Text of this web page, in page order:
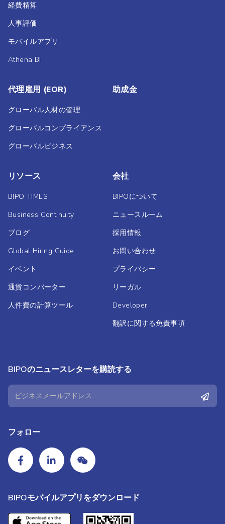
経費精算
人事評価
モバイルアプリ
Athena BI
代理雇用 (EOR)
グローバル人材の管理
グローバルコンプライアンス
グローバルビジネス
助成金
リソース
BIPO TIMES
Business Continuity
ブログ
Global Hiring Guide
イベント
通貨コンバーター
人件費の計算ツール
会社
BIPOについて
ニュースルーム
採用情報
お問い合わせ
プライバシー
リーガル
Developer
翻訳に関する免責事項
BIPOのニュースレターを購読する
フォロー
BIPOモバイルアプリをダウンロード